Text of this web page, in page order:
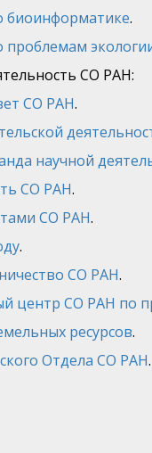
биоинформатике.
СО РАН:
СО РАН.
научной
СО РАН.
СО РАН.
.
СО РАН.
центр СО РАН по
ресурсов.
Отдела СО РАН.